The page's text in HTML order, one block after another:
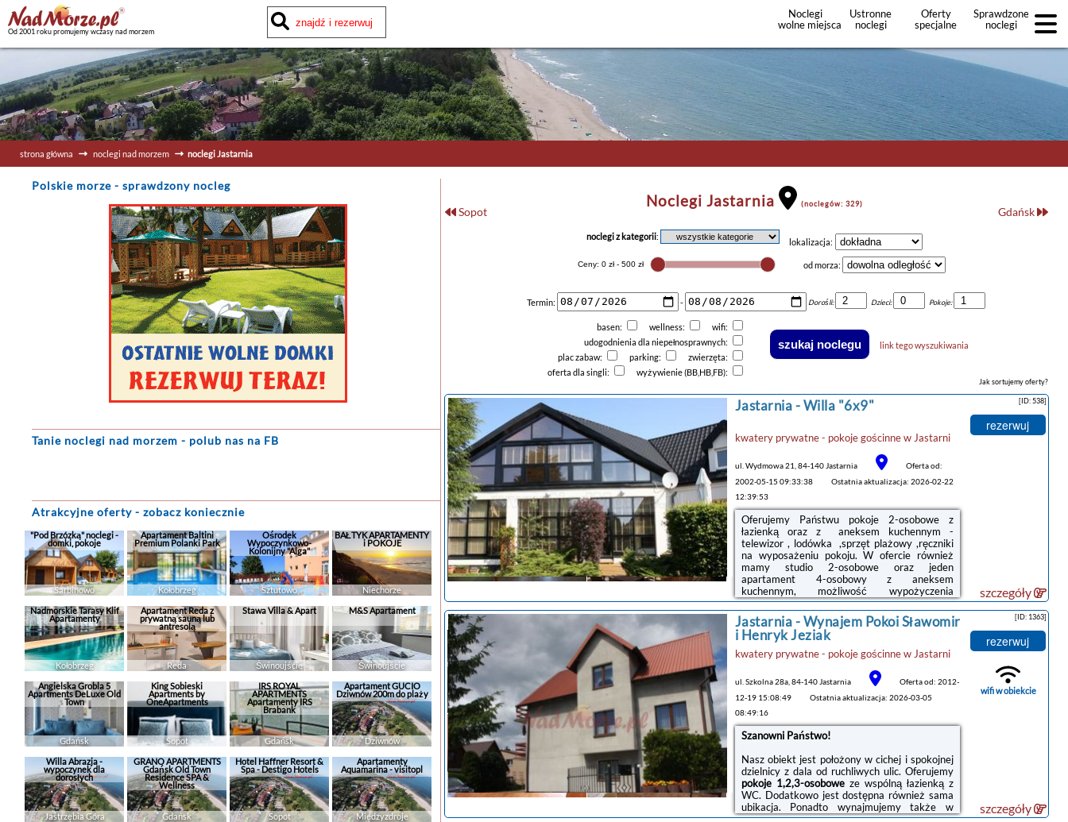
Od 2001 roku promujemy wczasy nad morzem
Noclegi
wolne miejsca
Ustronne
noclegi
Oferty
specjalne
Sprawdzone
noclegi
+Dodaj
strona główna noclegi nad morzem noclegi Jastarnia
Polskie morze - sprawdzony nocleg
Noclegi Jastarnia (noclegów: 329)
Sopot Gdańsk
noclegi z kategorii:
lokalizacja:
od morza:
Termin: - Dorośli: Dzieci: Pokoje:
basen: wellness:
wifi:
udogodnienia dla niepełnosprawnych:
plac zabaw:
parking:
zwierzęta:
oferta dla singli:
wyżywienie (BB,HB,FB):
link tego wyszukiwania
Jak sortujemy oferty?
noclegi Jastarnia
tanie noclegi
Jastarnia -Willa "6x9"
kwatery prywatne - pokoje gościnnew Jastarni
ul. Wydmowa 21, 84-140 Jastarnia
Oferta od:
2002-05-15 09:33:38
Ostatnia aktualizacja: 2026-02-22
12:39:53
Oferujemy Państwu pokoje 2-osobowe z
łazienką oraz z aneksem kuchennym -
telewizor , lodówka ,sprzęt plażowy ,ręczniki
na wyposażeniu pokoju. W ofercie również
mamy studio 2-osobowe oraz jeden
apartament 4-osobowy z aneksem
kuchennym, możliwość wypożyczenia
rowerów oraz łóżeczka dziecięcego. Obiekt
położony blisko przejścia do morza,
[ID: 538]
rezerwuj
szczegóły
Jastarnia -Wynajem Pokoi Sławomir
i Henryk Jeziak
kwatery prywatne - pokoje gościnnew Jastarni
ul. Szkolna 28a, 84-140 Jastarnia
Oferta od: 2012-
12-19 15:08:49
Ostatnia aktualizacja: 2026-03-05
08:49:16
Szanowni Państwo!
Nasz obiekt jest położony w cichej i spokojnej
dzielnicy z dala od ruchliwych ulic. Oferujemy
pokoje 1,2,3-osoboweze wspólną łazienką z
WC. Dodatkowo jest dostępna również sama
ubikacja. Ponadto wynajmujemy także w
sezoniedomek 7-osobowy, 2-pokojowy z
[ID: 1363]
rezerwuj
wifi w obiekcie
szczegóły
Tanie noclegi nad morzem - polub nas na FB
Atrakcyjne oferty - zobacz koniecznie
"Pod Brzózką" noclegi -
domki, pokoje
Sarbinowo
Apartament Baltini
Premium Polanki Park
Kołobrzeg
Ośrodek
Wypoczynkowo-
Kolonijny "Alga"
Sztutowo
BAŁTYK APARTAMENTY
i POKOJE
Niechorze
Nadmorskie Tarasy Klif
Apartamenty
Kołobrzeg
Apartament Reda z
prywatną sauną lub
antresolą
Reda
Stawa Villa & Apart
Świnoujście
M&S Apartament
Świnoujście
Angielska Grobla 5
Apartments DeLuxe Old
Town
Gdańsk
King Sobieski
Apartments by
OneApartments
Sopot
IRS ROYAL
APARTMENTS
Apartamenty IRS
Brabank
Gdańsk
Apartament GUCIO
Dziwnów 200m do plaży
Dziwnów
Willa Abrazja -
wypoczynek dla
dorosłych
Jastrzębia Góra
GRANO APARTMENTS
Gdańsk Old Town
Residence SPA &
Wellness
Gdańsk
Hotel Haffner Resort &
Spa - Destigo Hotels
Sopot
Apartamenty
Aquamarina - visitopl
Międzyzdroje